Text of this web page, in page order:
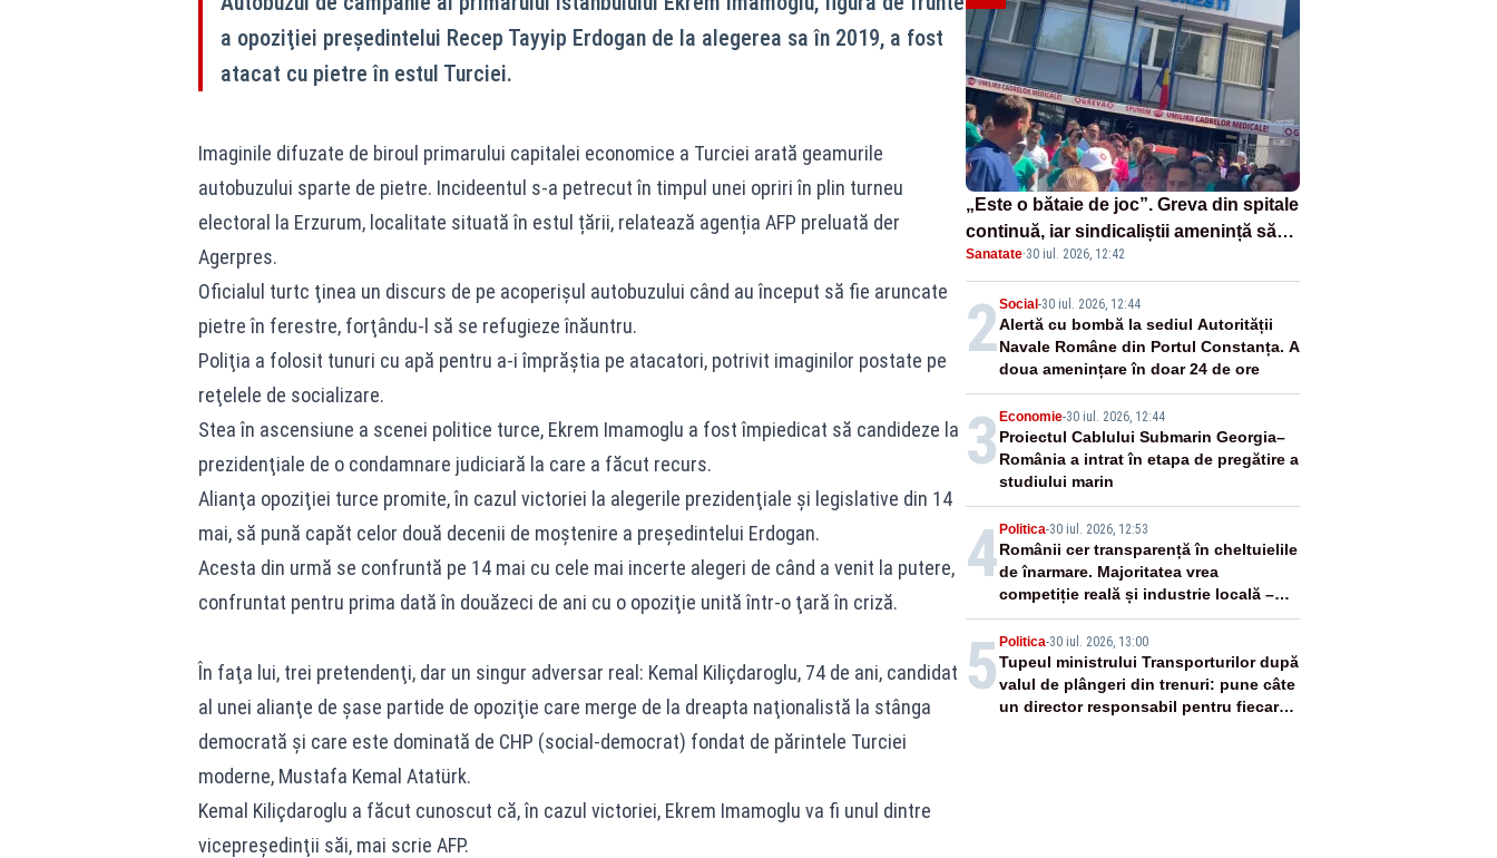
a opoziţiei preşedintelui Recep Tayyip Erdogan de la alegerea sa în 2019, a fost
atacat cu pietre în estul Turciei.
Imaginile difuzate de biroul primarului capitalei economice a Turciei arată geamurile
autobuzului sparte de pietre. Incideentul s-a petrecut în timpul unei opriri în plin turneu
electoral la Erzurum, localitate situată în estul țării, relatează agenția AFP preluată der
Agerpres.
Oficialul turtc ţinea un discurs de pe acoperişul autobuzului când au început să fie aruncate
pietre în ferestre, forţându-l să se refugieze înăuntru.
Poliţia a folosit tunuri cu apă pentru a-i împrăştia pe atacatori, potrivit imaginilor postate pe
reţelele de socializare.
Stea în ascensiune a scenei politice turce, Ekrem Imamoglu a fost împiedicat să candideze la
prezidenţiale de o condamnare judiciară la care a făcut recurs.
Alianţa opoziţiei turce promite, în cazul victoriei la alegerile prezidenţiale şi legislative din 14
mai, să pună capăt celor două decenii de moştenire a preşedintelui Erdogan.
Acesta din urmă se confruntă pe 14 mai cu cele mai incerte alegeri de când a venit la putere,
confruntat pentru prima dată în douăzeci de ani cu o opoziţie unită într-o ţară în criză.
În faţa lui, trei pretendenţi, dar un singur adversar real: Kemal Kiliçdaroglu, 74 de ani, candidat
al unei alianţe de şase partide de opoziţie care merge de la dreapta naţionalistă la stânga
democrată şi care este dominată de CHP (social-democrat) fondat de părintele Turciei
moderne, Mustafa Kemal Atatürk.
Kemal Kiliçdaroglu a făcut cunoscut că, în cazul victoriei, Ekrem Imamoglu va fi unul dintre
vicepreşedinţii săi, mai scrie AFP.
„Este o bătaie de joc”. Greva din spitale
continuă, iar sindicaliștii amenință să
mute protestele în stradă
Sanatate·30 iul. 2026, 12:42
2Social-30 iul. 2026, 12:44
Alertă cu bombă la sediul Autorității
Navale Române din Portul Constanța. A
doua amenințare în doar 24 de ore
3 Economie-30 iul. 2026, 12:44
Proiectul Cablului Submarin Georgia–
România a intrat în etapa de pregătire a
studiului marin
4Politica-30 iul. 2026, 12:53
Românii cer transparență în cheltuielile
de înarmare. Majoritatea vrea
competiție reală și industrie locală –
SONDAJ
5 Politica-30 iul. 2026, 13:00
Tupeul ministrului Transporturilor după
valul de plângeri din trenuri: pune câte
un director responsabil pentru fiecare